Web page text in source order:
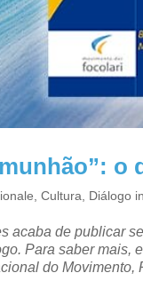
o
,Cultura, Diálogo
acaba de publicar
Para saber
do Movimento,